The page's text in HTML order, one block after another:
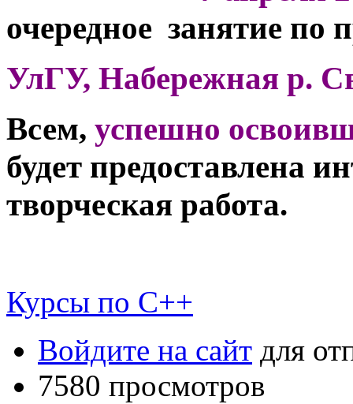
очередное занятие
УлГУ, Набережная р.
Всем, успешно
будет предоставлена
творческая работа.
Курсы по C++
Войдите на сайт для
7580 просмотров